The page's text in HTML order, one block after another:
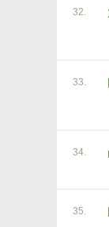
32.
33.
34.
35.